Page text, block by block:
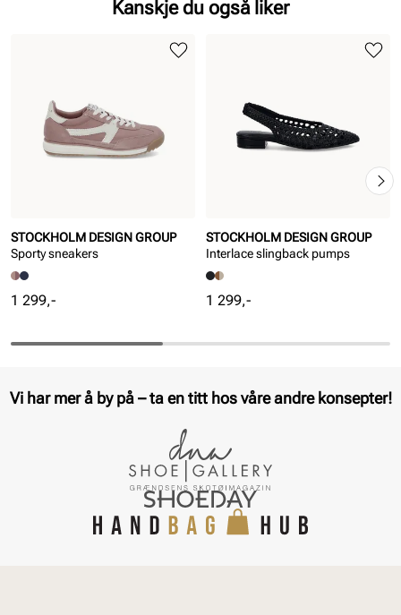
Kanskje du også liker
STOCKHOLM DESIGN GROUP
Sporty sneakers
Pris
1 299,-
STOCKHOLM DESIGN GROUP
Interlace slingback pumps
Pris
1 299,-
Vi har mer å by på – ta en titt hos våre andre konsepter!